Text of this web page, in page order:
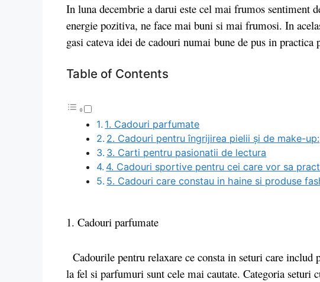
In luna decembrie a darui este cel mai frumos sentiment
energie pozitiva, ne face mai buni si mai frumosi. In
gasi cateva idei de cadouri numai bune de pus in practica
Table of Contents
1. Cadouri parfumate
2. Cadouri pentru îngrijirea pielii și de make-up:
3. Carti pentru pasionatii de lectura
4. Cadouri sportive pentru cei care vor sa
5. Cadouri care constau in haine si produse
1. Cadouri parfumate
Cadourile pentru relaxare ce consta in seturi care includ
la fel si parfumuri sunt cele mai cautate. Categoria seturi